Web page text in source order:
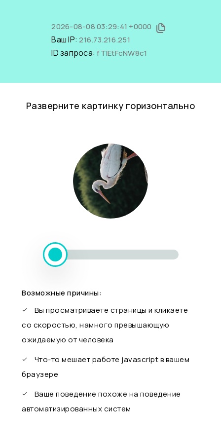
2026-08-08 03:29:41 +0000
Ваш IP:216.73.216.251
ID запроса:fTIEtFcNW8c1
Разверните картинку горизонтально
Возможные причины:
Вы просматриваете страницы и кликаете
со скоростью, намного превышающую
ожидаемую от человека
Что-то мешает работе javascript в вашем
браузере
Ваше поведение похоже на поведение
автоматизированных систем